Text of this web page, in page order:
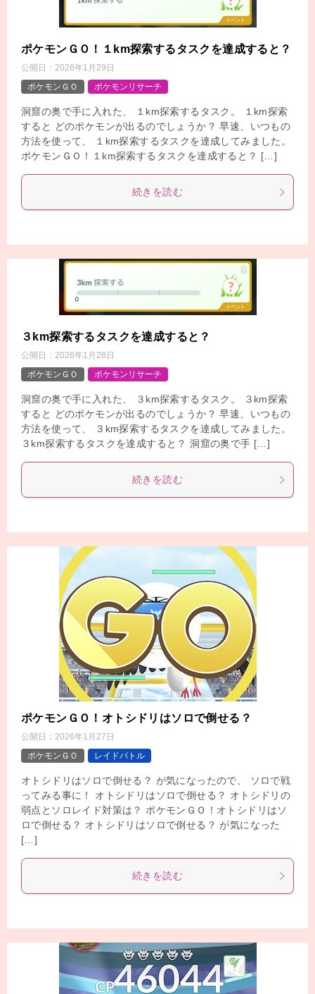
ポケモンＧＯ！１km探索するタスクを達成すると？
公開日： 2026年1月29日
ポケモンＧＯ
ポケモンリサーチ
洞窟の奥で手に入れた、 １km探索するタスク。 １km探索
すると どのポケモンが出るのでしょうか？ 早速、いつもの
方法を使って、 １km探索するタスクを達成してみました。
ポケモンＧＯ！１km探索するタスクを達成すると？ […]
続きを読む
３km探索するタスクを達成すると？
公開日： 2026年1月28日
ポケモンＧＯ
ポケモンリサーチ
洞窟の奥で手に入れた、 ３km探索するタスク。 ３km探索
すると どのポケモンが出るのでしょうか？ 早速、いつもの
方法を使って、 ３km探索するタスクを達成してみました。
３km探索するタスクを達成すると？ 洞窟の奥で手 […]
続きを読む
ポケモンＧＯ！オトシドリはソロで倒せる？
公開日： 2026年1月27日
ポケモンＧＯ
レイドバトル
オトシドリはソロで倒せる？ が気になったので、 ソロで戦
ってみる事に！ オトシドリはソロで倒せる？ オトシドリの
弱点とソロレイド対策は？ ポケモンＧＯ！オトシドリはソ
ロで倒せる？ オトシドリはソロで倒せる？ が気になった
[…]
続きを読む